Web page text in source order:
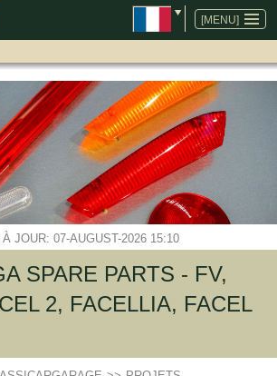
[MENU]
JOUR: 07-AUGUST-2026 15:10
SPARE PARTS - FV,
2, FACELLIA, FACEL